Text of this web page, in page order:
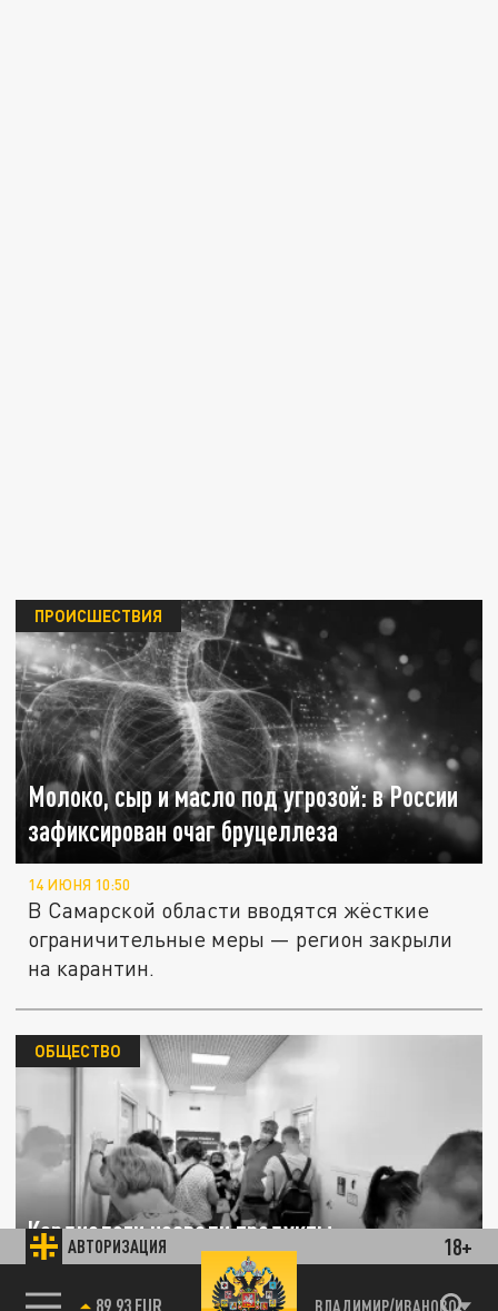
АВТОРИЗАЦИЯ 18+
85.64 BRENT ВЛАДИМИР/ИВАНОВО
Молоко, сыр и масло под угрозой: в России
зафиксирован очаг бруцеллеза
ПРОИСШЕСТВИЯ
14 ИЮНЯ 10:50
В Самарской области вводятся жёсткие
ограничительные меры — регион закрыли
на карантин.
Кардиологи назвали продукты,
укрепляющие сердце и сосуды
ОБЩЕСТВО